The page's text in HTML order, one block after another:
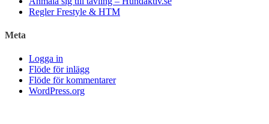
Regler Frestyle & HTM
Meta
Logga in
Flöde för inlägg
Flöde för kommentarer
WordPress.org